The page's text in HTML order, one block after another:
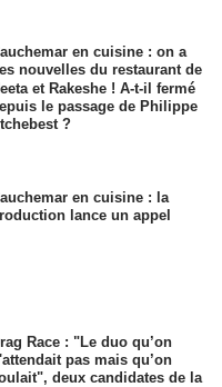
en cuisine : on a
nouvelles du restaurant de
et Rakeshe ! A-t-il fermé
le passage de Philippe
?
en cuisine : la
lance un appel
Race : "Le duo qu’on
pas mais qu’on
deux candidates de la